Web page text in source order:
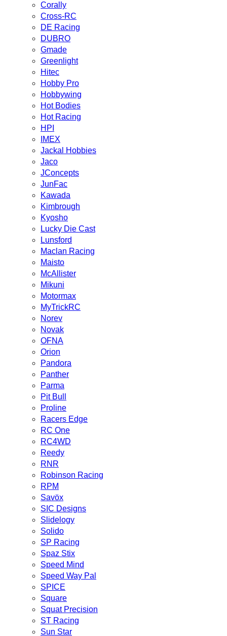
Corally
Cross-RC
DE Racing
DUBRO
Gmade
Greenlight
Hitec
Hobby Pro
Hobbywing
Hot Bodies
Hot Racing
HPI
IMEX
Jackal Hobbies
Jaco
JConcepts
JunFac
Kawada
Kimbrough
Kyosho
Lucky Die Cast
Lunsford
Maclan Racing
Maisto
McAllister
Mikuni
Motormax
MyTrickRC
Norev
Novak
OFNA
Orion
Pandora
Panther
Parma
Pit Bull
Proline
Racers Edge
RC One
RC4WD
Reedy
RNR
Robinson Racing
RPM
Savöx
SIC Designs
Slidelogy
Solido
SP Racing
Spaz Stix
Speed Mind
Speed Way Pal
SPICE
Square
Squat Precision
ST Racing
Sun Star